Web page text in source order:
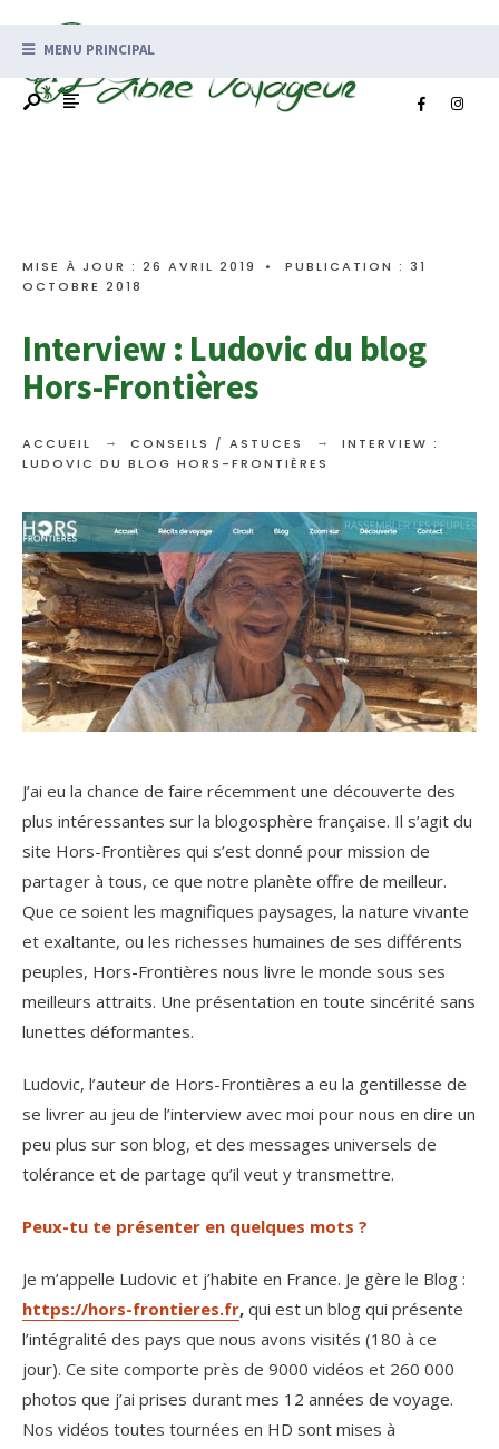
MENU PRINCIPAL
MISE À JOUR : 26 AVRIL 2019 •
PUBLICATION : 31
OCTOBRE 2018
Interview : Ludovic du blog
Hors-Frontières
ACCUEIL CONSEILS / ASTUCES
INTERVIEW :
LUDOVIC DU BLOG HORS-FRONTIÈRES
J’ai eu la chance de faire récemment une découverte des
plus intéressantes sur la blogosphère française. Il s’agit du
site Hors-Frontières qui s’est donné pour mission de
partager à tous, ce que notre planète offre de meilleur.
Que ce soient les magnifiques paysages, la nature vivante
et exaltante, ou les richesses humaines de ses différents
peuples, Hors-Frontières nous livre le monde sous ses
meilleurs attraits. Une présentation en toute sincérité sans
lunettes déformantes.
Ludovic, l’auteur de Hors-Frontières a eu la gentillesse de
se livrer au jeu de l’interview avec moi pour nous en dire un
peu plus sur son blog, et des messages universels de
tolérance et de partage qu’il veut y transmettre.
Peux-tu te présenter en quelques mots ?
Je m’appelle Ludovic et j’habite en France. Je gère le Blog :
https://hors-frontieres.fr, qui est un blog qui présente
l’intégralité des pays que nous avons visités (180 à ce
jour). Ce site comporte près de 9000 vidéos et 260 000
photos que j’ai prises durant mes 12 années de voyage.
Nos vidéos toutes tournées en HD sont mises à